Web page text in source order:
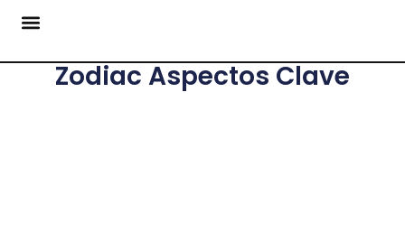
Zodiac Aspectos Clave